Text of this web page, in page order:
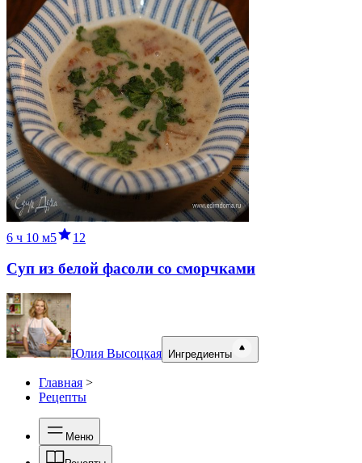
6 ч 10 м5 12
Суп из белой фасоли со сморчками
Юлия Высоцкая Ингредиенты
Главная >
Рецепты
Меню